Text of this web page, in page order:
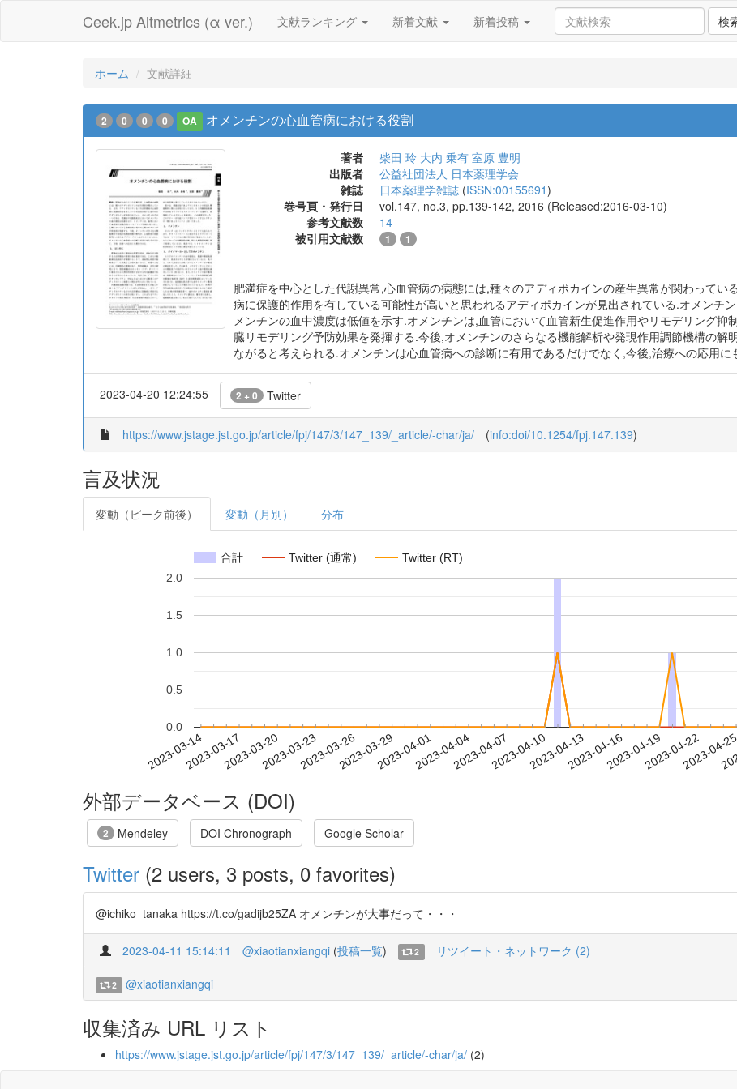
Ceek.jp Altmetrics (α ver.) 文献ランキング 新着文献 新着投稿 検
ホーム 文献詳細
2 0 0 0 OA オメンチンの心血管病における役割
著者 柴田 玲 大内 乗有 室原 豊明
出版者
公益社団法人 日本薬理学会
雑誌
日本薬理学雑誌 (ISSN:00155691)
巻号頁・発行日
vol.147, no.3, pp.139-142, 2016 (Released:2016-03-10)
参考文献数
14
被引用文献数
1 1
肥満症を中心とした代謝異常,心血管病の病態には,種々のアディポカインの産生異常が関わってい
病に保護的作用を有している可能性が高いと思われるアディポカインが見出されている.オメンチ
メンチンの血中濃度は低値を示す.オメンチンは,血管において血管新生促進作用やリモデリング
臓リモデリング予防効果を発揮する.今後,オメンチンのさらなる機能解析や発現作用調節機構の解
ながると考えられる.オメンチンは心血管病への診断に有用であるだけでなく,今後,治療への応用に
2023-04-20 12:24:55 2 + 0 Twitter
https://www.jstage.jst.go.jp/article/fpj/147/3/147_139/_article/-char/ja/ (info:doi/10.1254/fpj.147.139)
言及状況
変動（ピーク前後） 変動（月別） 分布
合計 Twitter (通常) Twitter (RT)
2023-03-142023-03-172023-03-202023-03-232023-03-262023-03-292023-04-012023-04-042023-04-072023-04-102023-04-132023-04-162023-04-192023-04-222023-04-
0.0
0.5
1.0
1.5
2.0
外部データベース (DOI)
2 Mendeley DOI Chronograph Google Scholar
Twitter (2 users, 3 posts, 0 favorites)
@ichiko_tanaka https://t.co/gadijb25ZA オメンチンが大事だって・・・
2023-04-11 15:14:11 @xiaotianxiangqi (投稿一覧) 2 リツイート・ネットワーク (2)
2 @xiaotianxiangqi
収集済み URL リスト
https://www.jstage.jst.go.jp/article/fpj/147/3/147_139/_article/-char/ja/ (2)